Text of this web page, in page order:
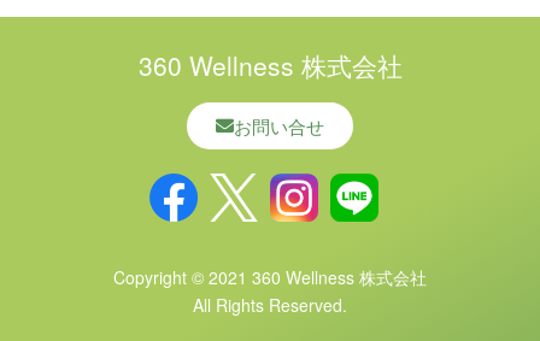
360 Wellness 株式会社
お問い合せ
Copyright © 2021 360 Wellness 株式会社
All Rights Reserved.